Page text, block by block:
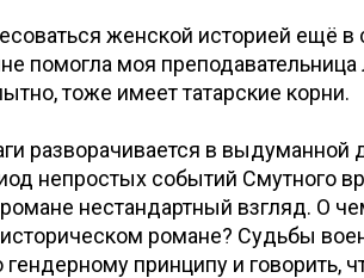
женской историей ещё в
помогла моя
тоже имеет татарские корни.
разворачивается в
непростых событий Смутного
нестандартный взгляд. О
романе? Судьбы
принципу и говорить,